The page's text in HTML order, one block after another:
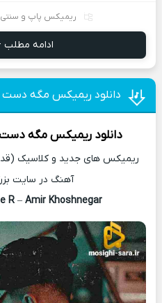
ریمیکس پاپ و سنتی
ادامه مطلب
دانلود ریمیکس مگه دست
دانلود ریمیکسمگه
ریمیکس های جدید و کلاسیک
آهنگ در سایت
R – Amir Khoshnegar